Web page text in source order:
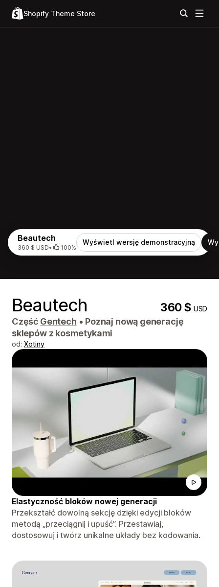
Shopify Theme Store
Beautech
360 $ USD• 100%
Wyświetl wersję demonstracyjną
Beautech 360 $USD
Część Gentech • Poznaj nową generację
sklepów z kosmetykami
od: Xotiny
Elastyczność bloków nowej generacji
Przekształć dowolną sekcję dzięki edycji bloków
metodą „przeciągnij i upuść”. Przestawiaj,
dostosowuj i twórz unikalne układy bez kodowania.